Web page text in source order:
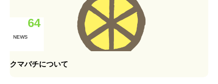
NEWS
64
クマバチについて